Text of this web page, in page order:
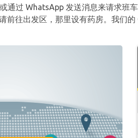
通过 WhatsApp 发送消息来请求班
前往出发区，那里设有药房。我们